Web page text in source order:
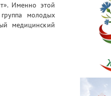
Именно этой
молодых
медицинский